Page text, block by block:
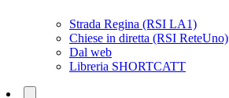
Strada Regina (RSI LA1)
Chiese in diretta (RSI ReteUno)
Dal web
Libreria SHORTCATT